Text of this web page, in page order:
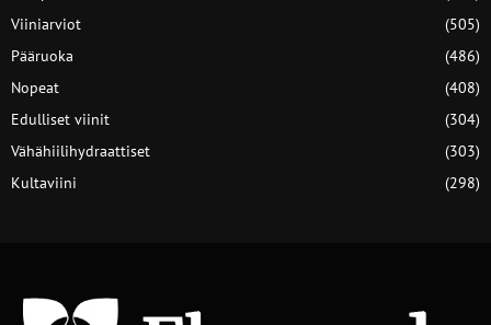
Viiniarviot
(505)
Pääruoka
(486)
Nopeat
(408)
Edulliset viinit
(304)
Vähähiilihydraattiset
(303)
Kultaviini
(298)